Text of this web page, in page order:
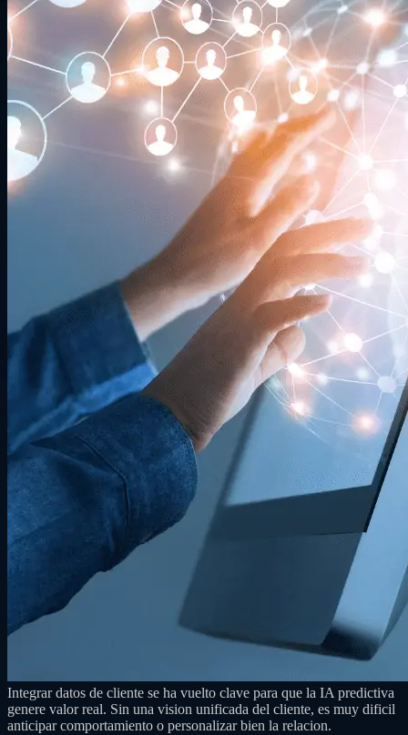
Integrar datos de cliente se ha vuelto clave para que la IA predictiva
genere valor real. Sin una vision unificada del cliente, es muy dificil
anticipar comportamiento o personalizar bien la relacion.